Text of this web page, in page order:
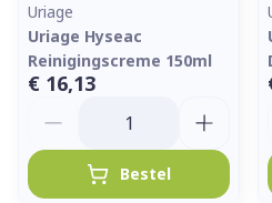
Uriage
Uriage Hyseac
Reinigingscreme 150ml
€ 16,13
Bestel